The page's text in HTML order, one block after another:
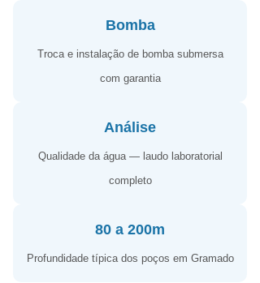
Bomba
Troca e instalação de bomba submersa
com garantia
Análise
Qualidade da água — laudo laboratorial
completo
80 a 200m
Profundidade típica dos poços em Gramado